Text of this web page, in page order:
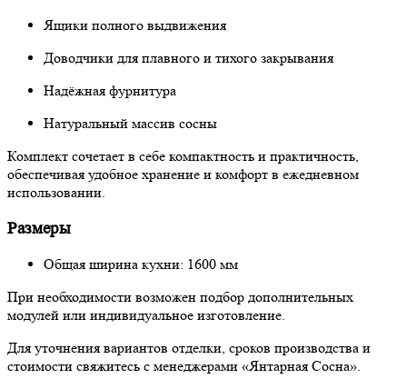
Ящики полного выдвижения
Доводчики для плавного и тихого закрывания
Надёжная фурнитура
Натуральный массив сосны
Комплект сочетает в себе компактность и практичность,
обеспечивая удобное хранение и комфорт в ежедневном
использовании.
Размеры
Общая ширина кухни: 1600 мм
При необходимости возможен подбор дополнительных
модулей или индивидуальное изготовление.
Для уточнения вариантов отделки, сроков производства и
стоимости свяжитесь с менеджерами «Янтарная Сосна».